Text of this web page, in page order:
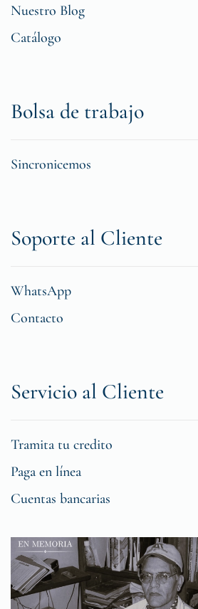
Nuestro Blog
Catálogo
Bolsa de trabajo
Sincronicemos
Soporte al Cliente
WhatsApp
Contacto
Servicio al Cliente
Tramita tu credito
Paga en línea
Cuentas bancarias